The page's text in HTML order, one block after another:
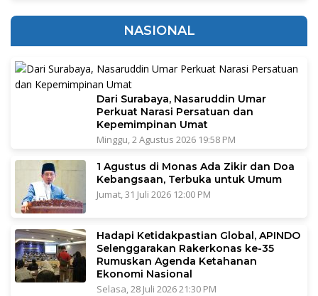
NASIONAL
Dari Surabaya, Nasaruddin Umar
Perkuat Narasi Persatuan dan
Kepemimpinan Umat
Minggu, 2 Agustus 2026 19:58 PM
1 Agustus di Monas Ada Zikir dan Doa
Kebangsaan, Terbuka untuk Umum
Jumat, 31 Juli 2026 12:00 PM
Hadapi Ketidakpastian Global, APINDO
Selenggarakan Rakerkonas ke-35
Rumuskan Agenda Ketahanan
Ekonomi Nasional
Selasa, 28 Juli 2026 21:30 PM